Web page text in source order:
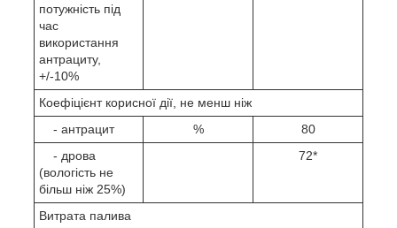
потужність під
час
використання
антрациту,
+/-10%
Коефіцієнт корисної дії, не менш ніж
- антрацит
%
80
- дрова
(вологість не
більш ніж 25%)
72*
Витрата палива